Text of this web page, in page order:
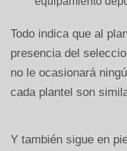
Todo indica que al
presencia del
no le ocasionará
cada plantel son
Y también sigue en